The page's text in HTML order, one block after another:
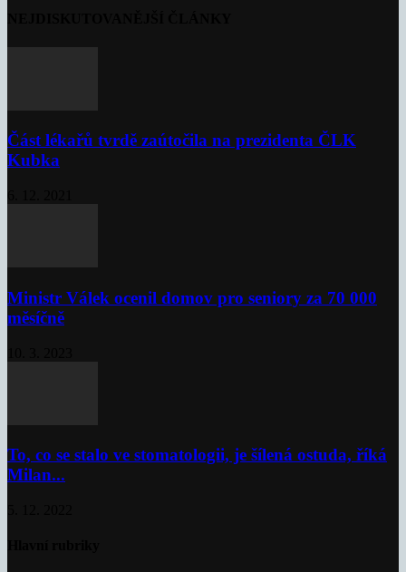
Část lékařů tvrdě zaútočila na prezidenta ČLK
Kubka
Ministr Válek ocenil domov pro seniory za 70 000
měsíčně
To, co se stalo ve stomatologii, je šílená ostuda, říká
Milan...